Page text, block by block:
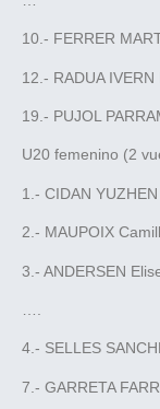
10.- FERRER
12.- RADUA IVERN
19.- PUJOL
U20 femenino (2
1.- CIDAN
2.- MAUPOIX
3.- ANDERSEN
4.- SELLES
7.- GARRETA